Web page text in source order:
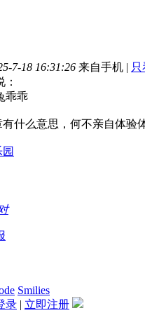
7-18 16:31:26 来自手机 |
乖乖
什么意思，何不亲自体验
Smilies
录 | 立即注册